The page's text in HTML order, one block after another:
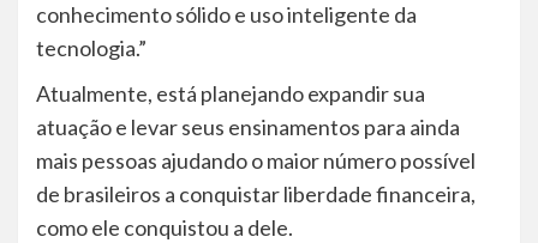
conhecimento sólido e uso inteligente da
tecnologia.”
Atualmente, está planejando expandir sua
atuação e levar seus ensinamentos para ainda
mais pessoas ajudando o maior número possível
de brasileiros a conquistar liberdade financeira,
como ele conquistou a dele.